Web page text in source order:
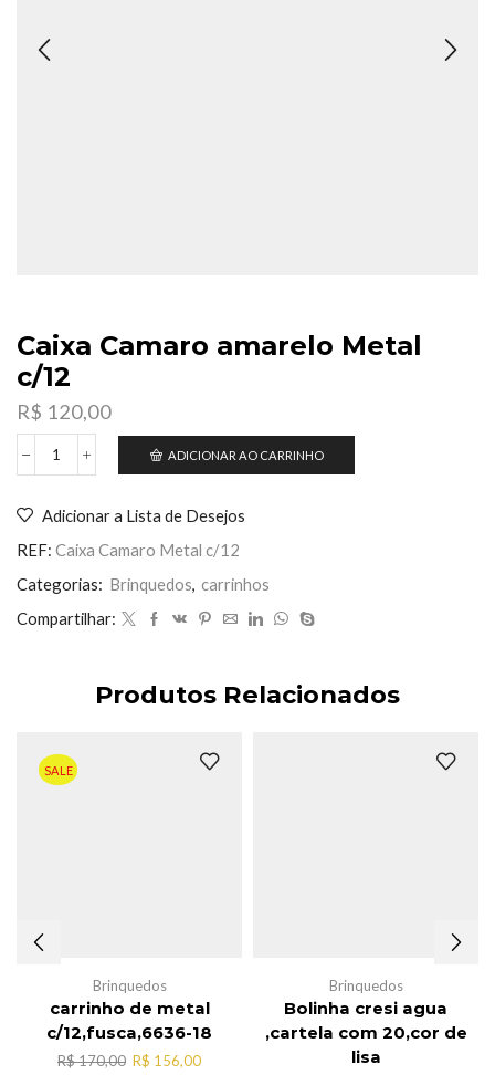
Caixa Camaro amarelo Metal
c/12
R$ 120,00
Caixa
Metal
c/12
ADICIONAR AO CARRINHO
Adicionar a Lista de Desejos
REF: Caixa Camaro Metal c/12
Categorias: Brinquedos, carrinhos
Compartilhar:
Produtos Relacionados
SALE
Brinquedos
carrinho de metal
c/12,fusca,6636-18
R$170,00 O
R$ 156,00O
Brinquedos
Bolinha cresi agua
,cartela com 20,cor de
lisa